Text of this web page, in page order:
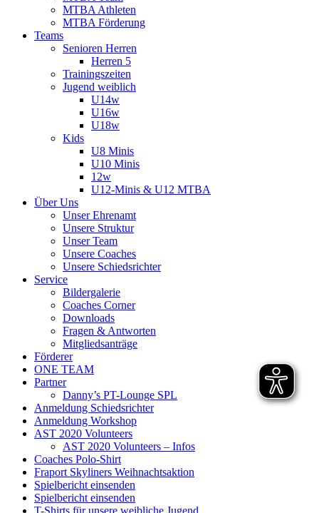
MTBA Athleten
MTBA Förderung
Teams
Senioren Herren
Herren 5
Trainingszeiten
Jugend weiblich
U14w
U16w
U18w
Kids
U8 Minis
U10 Minis
12w
U12-Minis & U12 MTBA
Über Uns
Unser Ehrenamt
Unsere Struktur
Unser Team
Unsere Coaches
Unsere Schiedsrichter
Service
Bildergalerie
Coaches Corner
Downloads
Fragen & Antworten
Mitgliedsanträge
Förderer
ONE TEAM
Partner
Danny’s PT-Lounge SPL
Anmeldung Schiedsrichter
Anmeldung Workshop
AST 2020 Volunteers
AST 2020 Volunteers – Infos
Coaches Polo-Shirt
Fraport Skyliners Weihnachtsaktion
Spielbericht einsenden
Spielbericht einsenden
T-Shirts für unsere weibliche Jugend